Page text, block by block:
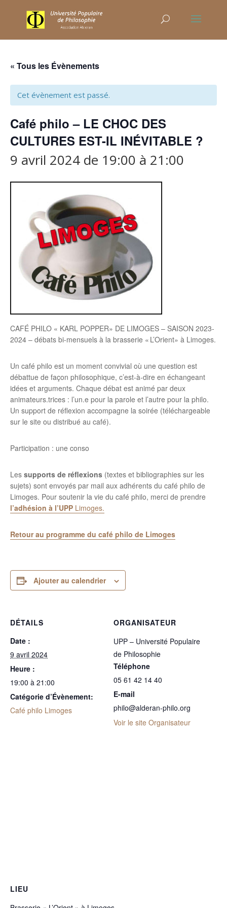
« Tous les Évènements
Cet évènement est passé.
Café philo – LE CHOC DES
CULTURES EST-IL INÉVITABLE ?
9 avril 2024 de 19:00 à 21:00
CAFÉ PHILO « KARL POPPER» DE LIMOGES – SAISON 2023-
2024 – débats bi-mensuels à la brasserie « L’Orient» à Limoges.
Un café philo est un moment convivial où une question est
débattue de façon philosophique, c’est-à-dire en échangeant
idées et arguments. Chaque débat est animé par deux
animateurs.trices : l’un.e pour la parole et l’autre pour la philo.
Un support de réflexion accompagne la soirée (téléchargeable
sur le site ou distribué au café).
Participation : une conso
Les supports de réflexions (textes et bibliographies sur les
sujets) sont envoyés par mail aux adhérents du café philo de
Limoges. Pour soutenir la vie du café philo, merci de prendre
l’adhésion à l’UPP Limoges.
Retour au programme du café philo de Limoges
Ajouter au calendrier
DÉTAILS
Date :
9 avril 2024
Heure :
19:00 à 21:00
Catégorie d’Évènement:
Café philo Limoges
ORGANISATEUR
UPP – Université Populaire
de Philosophie
Téléphone
05 61 42 14 40
E-mail
philo@alderan-philo.org
Voir le site Organisateur
LIEU